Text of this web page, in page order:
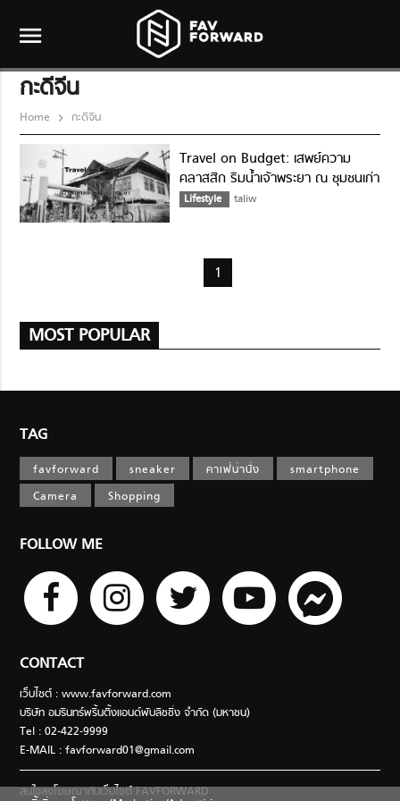
menu
กะดีจีน
Home กะดีจีน
Travel on Budget: เสพย์ความ
คลาสสิก ริมน้ำเจ้าพระยา ณ ชุมชนเก่า
“กุฎีจีน”
Lifestyle taliw
1
MOST POPULAR
TAG
favforward sneaker คาเฟ่น่านั่ง
smartphone
Camera
Shopping
FOLLOW ME
CONTACT
เว็บไซต์ : www.favforward.com
บริษัท อมรินทร์พริ้นติ้งแอนด์พับลิชชิ่ง จำกัด (มหาชน)
Tel : 02-422-9999
E-MAIL :favforward01@gmail.com
สนใจลงโฆษณากับเว็บไซต์ FAVFORWARD